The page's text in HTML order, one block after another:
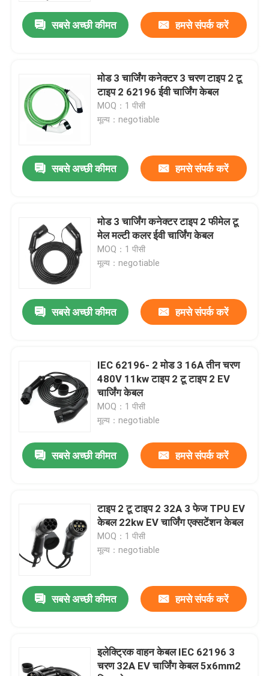
उत्पादों
हमारे बारे में
कारखाना भ्रमण
संपर्क करें
समाचार
मामलों
एक उद्धरण का अनुरोध करें
पोर्टेबल ईवी चार्जर
टाइप 2 टू टाइप 2 ईवी केबल
टाइप 1 टू टाइप 2 ईवी केबल
आरसीसीबी सर्किट ब्रेकर
टाइप 2 टेथर्ड केबल
सबसे अच्छी कीमत हमसे संपर्क करें
मोड 3 चार्जिंग कनेक्टर 3 चरण टाइप 2 टू
टाइप 2 62196 ईवी चार्जिंग केबल
MOQ：1 पीसी
मूल्य：negotiable
सबसे अच्छी कीमत हमसे संपर्क करें
मोड 3 चार्जिंग कनेक्टर टाइप 2 फीमेल टू
मेल मल्टी कलर ईवी चार्जिंग केबल
MOQ：1 पीसी
मूल्य：negotiable
सबसे अच्छी कीमत हमसे संपर्क करें
IEC 62196- 2 मोड 3 16A तीन चरण
480V 11kw टाइप 2 टू टाइप 2 EV
चार्जिंग केबल
MOQ：1 पीसी
मूल्य：negotiable
सबसे अच्छी कीमत हमसे संपर्क करें
टाइप 2 टू टाइप 2 32A 3 फेज TPU EV
केबल 22kw EV चार्जिंग एक्सटेंशन केबल
MOQ：1 पीसी
मूल्य：negotiable
सबसे अच्छी कीमत हमसे संपर्क करें
इलेक्ट्रिक वाहन केबल IEC 62196 3
चरण 32A EV चार्जिंग केबल 5x6mm2